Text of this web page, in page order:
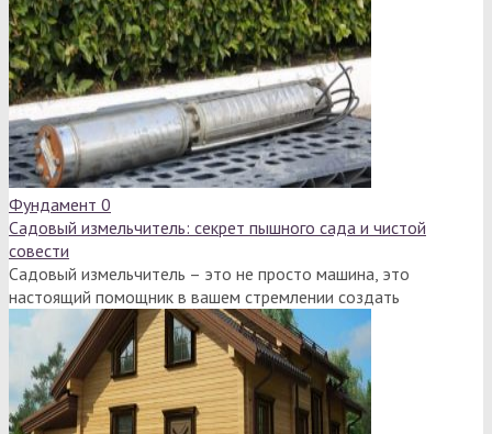
Фундамент 0
Садовый измельчитель: секрет пышного сада и чистой
совести
Садовый измельчитель – это не просто машина, это
настоящий помощник в вашем стремлении создать